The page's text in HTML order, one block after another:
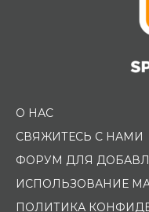
О НАС
СВЯЖИТЕСЬ С НАМИ
ФОРУМ ДЛЯ
ИСПОЛЬЗОВАНИЕ
ПОЛИТИКА